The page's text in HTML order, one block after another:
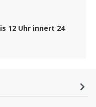
12 Uhr innert 24